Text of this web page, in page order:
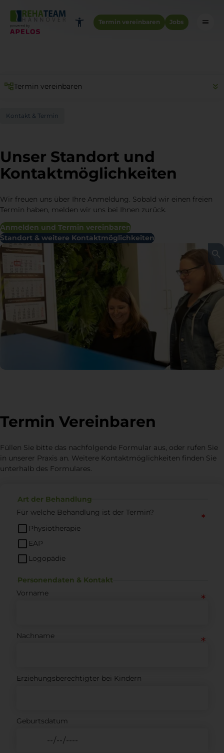
Termin vereinbaren Jobs
Termin vereinbaren
Kontakt & Termin
Unser Standort und
Kontaktmöglichkeiten
Wir freuen uns über Ihre Anmeldung. Sobald wir einen freien
Termin haben, melden wir uns bei Ihnen zurück.
Anmelden und Termin vereinbaren
Standort & weitere Kontaktmöglichkeiten
Termin Vereinbaren
Füllen Sie bitte das nachfolgende Formular aus, oder rufen Sie
in unserer Praxis an. Weitere Kontaktmöglichkeiten finden Sie
unterhalb des Formulares.
Art der Behandlung
Für welche Behandlung ist der Termin?
Physiotherapie
EAP
Logopädie
Personendaten & Kontakt
Vorname
Nachname
Erziehungsberechtigter bei Kindern
Geburtsdatum